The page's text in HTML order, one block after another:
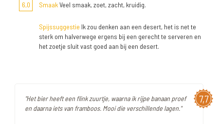
6,0 SmaakVeel smaak, zoet, zacht, kruidig.
Spijssuggestie Ik zou denken aan een desert, het is net te
sterk om halverwege ergens bij een gerecht te serveren en
het zoetje sluit vast goed aan bij een desert.
7,7
"Het bier heeft een flink zuurtje, waarna ik rijpe banaan proef
en daarna iets van framboos. Mooi die verschillende lagen."